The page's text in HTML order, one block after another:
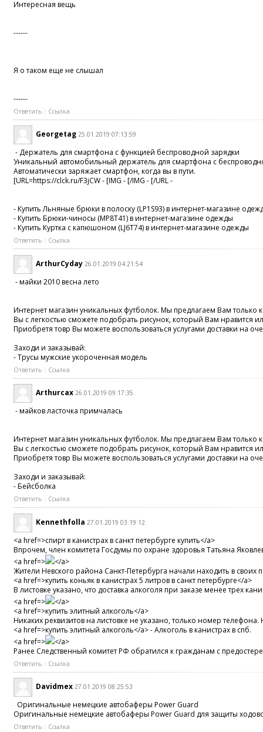
Интересная вещь
------
Я о таком еще не слышал
------
Ответить Ссылка
Georgetag 25.01.2019 07:13:59
- Держатель для смартфона с функцией беспроводной зарядки
Уникальный автомобильный держатель для смартфона с
Автоматически заряжает смартфон, когда вы в пути.
[URL=https://clck.ru/F3jCW - [IMG - [/IMG - [/URL -
- Купить Льняные брюки в полоску (LP1S93) в интернет-магазине
- Купить Брюки-чиносы (MP8T41) в интернет-магазине одежды
- Купить Куртка с капюшоном (LJ6T74) в интернет-магазине одежды
Ответить Ссылка
ArthurCyday 26.01.2019 04:21:54
- майки 2010 весна лето
Интернет магазин уникальных футболок. Мы предлагаем Вам
Вы с легкостью сможете подобрать рисунок, который Вам нравится
Приобретя товр Вы можете воспользоваться услугами доставки на
Заходи и заказывай:
- Трусы мужские укороченная модель
Ответить Ссылка
Arthurcax 26.01.2019 09:17:35
- майков ласточка примчалась
Интернет магазин уникальных футболок. Мы предлагаем Вам
Вы с легкостью сможете подобрать рисунок, который Вам нравится
Приобретя товр Вы можете воспользоваться услугами доставки на
Заходи и заказывай:
- Бейсболка
Ответить Ссылка
Kennethfolla 27.01.2019 03:19:12
<a href=>спирт в канистрах в санкт петербурге купить</a>
Впрочем, член комитета Госдумы по охране здоровья Татьяна
<a href=>
</a>
Жители Невского района Санкт-Петербурга начали находить в
<a href=>купить коньяк в канистрах 5 литров в санкт петербурге</a>
В листовке указано, что доставка алкоголя при заказе менее трех
<a href=>
</a>
<a href=>купить элитный алкоголь</a>
Никаких реквизитов на листовке не указано, только номер
<a href=>купить элитный алкоголь</a> - Алкоголь в канистрах в спб.
<a href=>
</a>
Ранее Следственный комитет РФ обратился к гражданам с
Ответить Ссылка
Davidmex 27.01.2019 08:25:53
Оригинальные немецкие автобаферы Power Guard
Оригинальные немецкие автобаферы Power Guard для защиты
Ответить Ссылка